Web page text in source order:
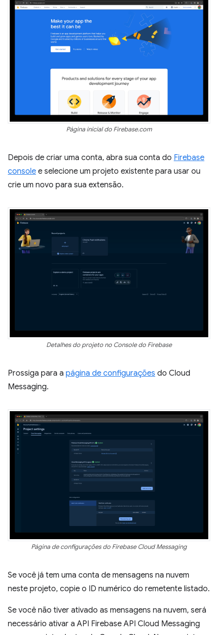
Página inicial do Firebase.com
Depois de criar uma conta, abra sua conta do Firebase
console e selecione um projeto existente para usar ou
crie um novo para sua extensão.
Detalhes do projeto no Console do Firebase
Prossiga para a página de configurações do Cloud
Messaging.
Página de configurações do Firebase Cloud Messaging
Se você já tem uma conta de mensagens na nuvem
neste projeto, copie o ID numérico do remetente listado.
Se você não tiver ativado as mensagens na nuvem, será
necessário ativar a API Firebase API Cloud Messaging